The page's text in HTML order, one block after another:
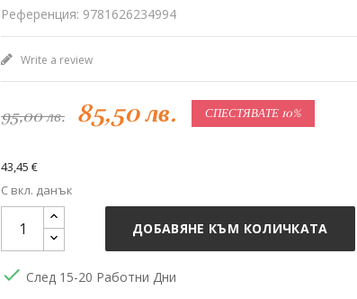
Референция: 9781626234994
Write a review
95,00 лв. 85,50 лв. СПЕСТЯВАТЕ 10%
43,45 €
С вкл. данък
ДОБАВЯНЕ КЪМ КОЛИЧКАТА
 След 15-20 Работни Дни